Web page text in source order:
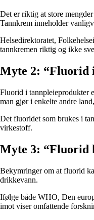
Det er riktig at store
Tannkrem inneholder
Helsedirektoratet,
tannkremen riktig og ikke
Myte 2: “Fluorid
Fluorid i tannpleieprodukter
man gjør i enkelte andre
Det fluoridet som brukes i
virkestoff.
Myte 3: “Fluorid
Bekymringer om at fluorid
drikkevann.
Ifølge både WHO, Den
imot viser omfattende